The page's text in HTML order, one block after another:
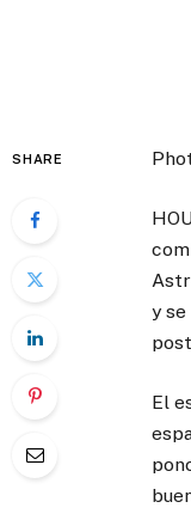
SHARE
y
El